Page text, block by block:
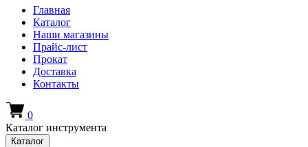
Главная
Каталог
Наши магазины
Прайс-лист
Прокат
Доставка
Контакты
0
Каталог инструмента
Каталог